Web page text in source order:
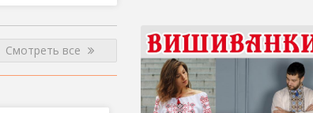
Смотреть все